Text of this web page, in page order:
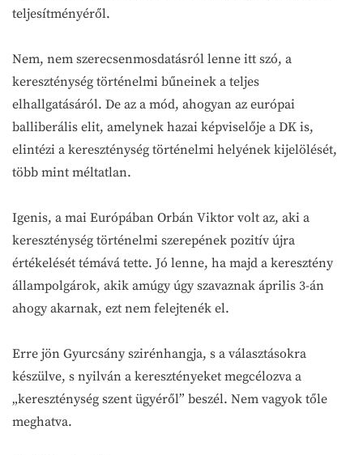
teljesítményéről.
Nem, nem szerecsenmosdatásról lenne itt szó, a
kereszténység történelmi bűneinek a teljes
elhallgatásáról. De az a mód, ahogyan az európai
balliberális elit, amelynek hazai képviselője a DK is,
elintézi a kereszténység történelmi helyének kijelölését,
több mint méltatlan.
Igenis, a mai Európában Orbán Viktor volt az, aki a
kereszténység történelmi szerepének pozitív újra
értékelését témává tette. Jó lenne, ha majd a keresztény
állampolgárok, akik amúgy úgy szavaznak április 3-án
ahogy akarnak, ezt nem felejtenék el.
Erre jön Gyurcsány szirénhangja, s a választásokra
készülve, s nyilván a keresztényeket megcélozva a
„kereszténység szent ügyéről” beszél. Nem vagyok tőle
meghatva.